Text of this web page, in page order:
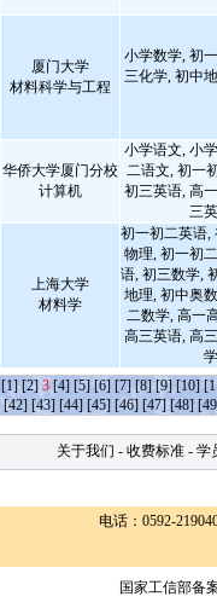
厦门大学
材料科学与工程
小学数学, 初
三化学, 初中
华侨大学厦门分校
计算机
小学语文, 小
二语文, 初一
初三英语, 高
三
上海大学
材料学
初一初二英语,
物理, 初一初
语, 初三数学,
地理, 初中奥
二数学, 高一
高三英语, 高
[1] [2] 3 [4] [5] [6] [7] [8] [9] [10]
[42] [43] [44] [45] [46] [47] [48]
关于我们 - 收费标准 - 学
电话：0592-
国家工信部备